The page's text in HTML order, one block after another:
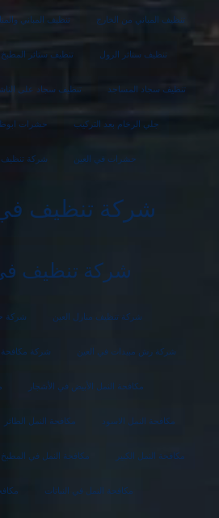
تنظيف المباني من الخارج تنظيف المباني
تنظيف ستائر الرول تنظيف ستائر المطبخ
تنظيف سجاد المساجد تنظيف سجاد على
جلي الرخام بعد التركيب حشرات
حشرات في العين شركة
شركة تنظيف
شركة تنظيف
شركة تنظيف منازل العين شركة
شركة رش مبيدات في العين شركة مكافحة
مكافحة النمل الأبيض في الأشجار
مكافحة النمل الاسود مكافحة النمل الطائر
مكافحة النمل الكبير مكافحة النمل في المطبخ
مكافحة النمل في النباتات